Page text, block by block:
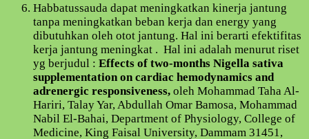
Habbatussauda dapat meningkatkan kinerja jantung
tanpa meningkatkan beban kerja dan energy yang
dibutuhkan oleh otot jantung. Hal ini berarti efektifitas
kerja jantung meningkat . Hal ini adalah menurut riset
yg berjudul : Effects of two-months Nigella sativa
supplementation on cardiac hemodynamics and
adrenergic responsiveness, oleh Mohammad Taha Al-
Hariri, Talay Yar, Abdullah Omar Bamosa, Mohammad
Nabil El-Bahai, Department of Physiology, College of
Medicine, King Faisal University, Dammam 31451,